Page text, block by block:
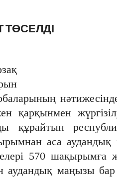
қарқынмен
құрайтын
аса аудандық
570 шақырымға
маңызы бар